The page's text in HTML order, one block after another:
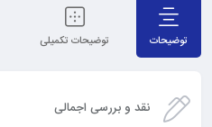
توضیحات توضیحات تکمیلی
نقد و بررسی اجمالی